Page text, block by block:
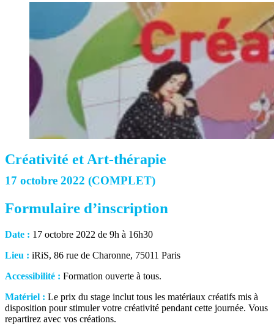
Créativité et Art-thérapie
17 octobre 2022 (COMPLET)
Formulaire d’inscription
Date : 17 octobre 2022 de 9h à 16h30
Lieu : iRiS, 86 rue de Charonne, 75011 Paris
Accessibilité : Formation ouverte à tous.
Matériel : Le prix du stage inclut tous les matériaux créatifs mis à
disposition pour stimuler votre créativité pendant cette journée. Vous
repartirez avec vos créations.